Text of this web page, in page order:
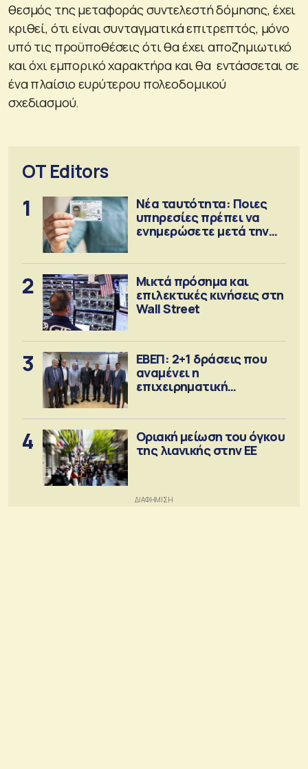
θεσμός της μεταφοράς συντελεστή δόμησης, έχει
κριθεί, ότι είναι συνταγματικά επιτρεπτός, μόνο
υπό τις προϋποθέσεις ότι θα έχει αποζημιωτικό
και όχι εμπορικό χαρακτήρα και θα εντάσσεται σε
ένα πλαίσιο ευρύτερου πολεοδομικού
σχεδιασμού.
OT Editors
1
Νέα ταυτότητα: Ποιες
υπηρεσίες πρέπει να
ενημερώσετε μετά την
2
Μικτά πρόσημα και
επιλεκτικές κινήσεις στη
Wall Street
3
ΕΒΕΠ: 2+1 δράσεις που
αναμένει η
επιχειρηματική
4
Οριακή μείωση του όγκου
της λιανικής στην ΕΕ